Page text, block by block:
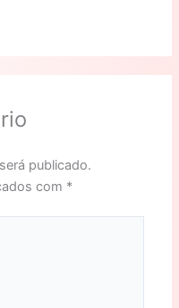
publicado.
com *